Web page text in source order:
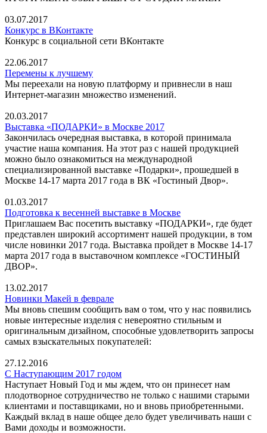
03.07.2017
Конкурс в ВКонтакте
Конкурс в социальной сети ВКонтакте
22.06.2017
Перемены к лучшему
Мы переехали на новую платформу и привнесли в наш
Интернет-магазин множество изменений.
20.03.2017
Выставка «ПОДАРКИ» в Москве 2017
Закончилась очередная выставка, в которой принимала
участие наша компания. На этот раз с нашей продукцией
можно было ознакомиться на международной
специализированной выставке «Подарки», прошедшей в
Москве 14-17 марта 2017 года в ВК «Гостиный Двор».
01.03.2017
Подготовка к весенней выставке в Москве
Приглашаем Вас посетить выставку «ПОДАРКИ», где будет
представлен широкий ассортимент нашей продукции, в том
числе новинки 2017 года. Выставка пройдет в Москве 14-17
марта 2017 года в выставочном комплексе «ГОСТИНЫЙ
ДВОР».
13.02.2017
Новинки Макей в феврале
Мы вновь спешим сообщить вам о том, что у нас появились
новые интересные изделия с невероятно стильным и
оригинальным дизайном, способные удовлетворить запросы
самых взыскательных покупателей:
27.12.2016
С Наступающим 2017 годом
Наступает Новый Год и мы ждем, что он принесет нам
плодотворное сотрудничество не только с нашими старыми
клиентами и поставщиками, но и вновь приобретенными.
Каждый вклад в наше общее дело будет увеличивать наши с
Вами доходы и возможности.